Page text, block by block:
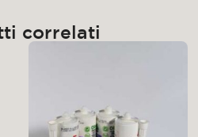
correlati